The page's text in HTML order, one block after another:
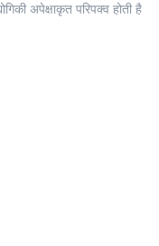
अपेक्षाकृत परिपक्व होती है